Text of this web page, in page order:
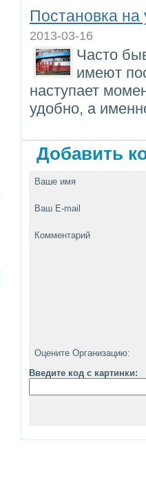
Постановка на
2013-03-16
Часто
имеют
наступает
удобно, а
Добавить
Ваше имя
Ваш E-mail
Комментарий
Оцените Организацию:
Введите код с картинки: